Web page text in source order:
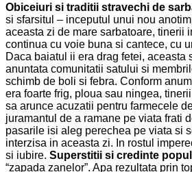
Obiceiuri si traditii stravechi de
si sfarsitul – inceputul unui nou
aceasta zi de mare sarbatoare, tinerii
continua cu voie buna si cantece, cu
Daca baiatul ii era drag fetei,
anuntata comunitatii satului si
schimb de boli si febra. Conform
era foarte frig, ploua sau ningea,
sa arunce acuzatii pentru farmecele
juramantul de a ramane pe viata frati
pasarile isi aleg perechea pe viata si
interzisa in aceasta zi. In rostul
si iubire. Superstitii si credinte
“zapada zanelor”. Apa rezultata prin